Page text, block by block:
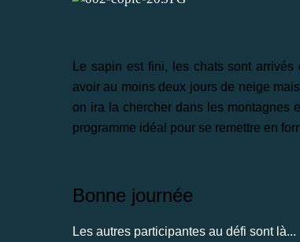
Le sapin est fini, les chats sont
avoir au moins deux jours de neige
on ira la chercher dans les montagnes
programme idéal pour se remettre en
Bonne journée
Les autres participantes au défi sont là...